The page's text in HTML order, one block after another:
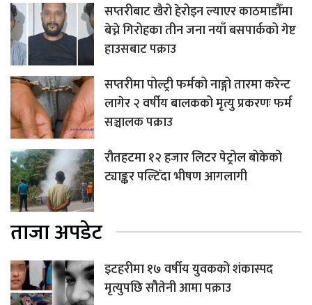
सप्तरीबाट खैरो हेरोइन ल्याएर काठमाडौँमा
बेच्ने गिरोहका तीन जना नयाँ बसपार्कको गेष्ट
हाउसबाट पक्राउ
सप्तरीमा पोल्ट्री फर्मको नाङ्गो तारमा करेन्ट
लागेर २ वर्षीय बालकको मृत्यु प्रकरणः फर्म
सञ्चालक पक्राउ
रौतहटमा १२ हजार लिटर पेट्रोल बोकेको
ट्याङ्कर पल्टिँदा भीषण आगलागी
ताजा अपडेट
इटहरीमा १७ वर्षीय युवकको शंकास्पद
मृत्युपछि सौतेनी आमा पक्राउ